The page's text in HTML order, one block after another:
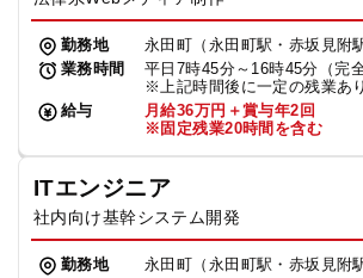
勤務地
永田町（永田町駅・赤坂見附
業務時間
平日7時45分～16時45分（完
※上記時間後に一定の残業あり
給与
月給36万円＋賞与年2回
※固定残業20時間を含む
ITエンジニア
社内向け基幹システム開発
勤務地
永田町（永田町駅・赤坂見附